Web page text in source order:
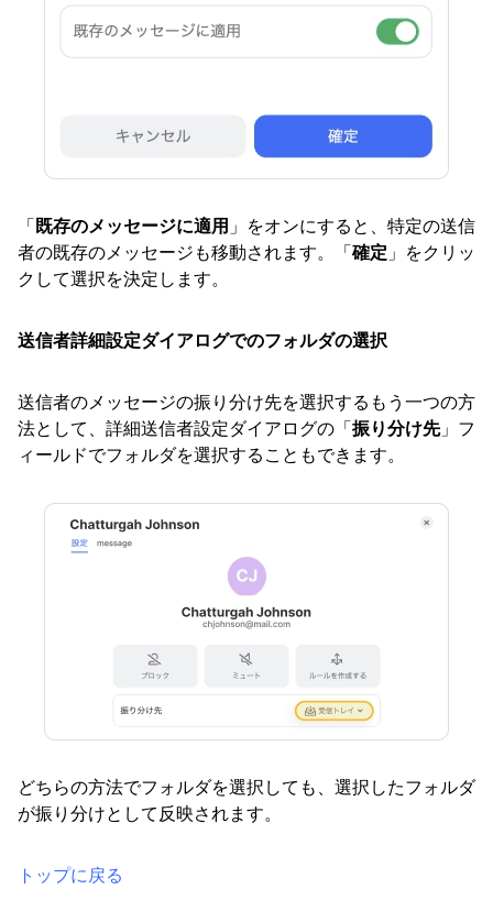
「既存のメッセージに適用 」をオンにすると、特定の送信
者の既存のメッセージも移動されます。「確定 」をクリッ
クして選択を決定します。
送信者詳細設定ダイアログでのフォルダの選択
送信者のメッセージの振り分け先を選択するもう一つの方
法として、詳細送信者設定ダイアログの「振り分け先」フ
ィールドでフォルダを選択することもできます。
どちらの方法でフォルダを選択しても、選択したフォルダ
が振り分けとして反映されます。
トップに戻る